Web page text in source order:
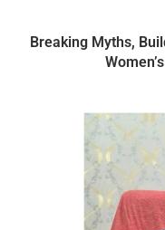
Breaking Myths,